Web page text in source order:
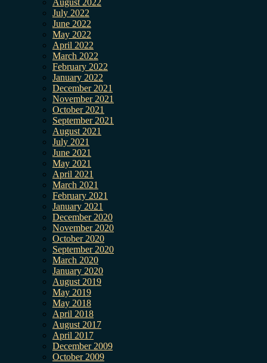
August 2022
July 2022
June 2022
May 2022
April 2022
March 2022
February 2022
January 2022
December 2021
November 2021
October 2021
September 2021
August 2021
July 2021
June 2021
May 2021
April 2021
March 2021
February 2021
January 2021
December 2020
November 2020
October 2020
September 2020
March 2020
January 2020
August 2019
May 2019
May 2018
April 2018
August 2017
April 2017
December 2009
October 2009